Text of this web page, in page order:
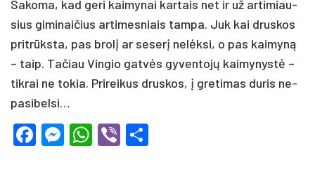
Sa­ko­ma, kad ge­ri kai­my­nai kar­tais net ir už ar­ti­miau­
sius gi­mi­nai­čius ar­ti­mes­niais tam­pa. Juk kai drus­kos
pri­trūks­ta, pas bro­lį ar se­se­rį ne­lėk­si, o pas kai­my­ną
– taip. Ta­čiau Vin­gio gat­vės gy­ven­to­jų kai­my­nys­tė –
tik­rai ne to­kia. Pri­rei­kus drus­kos, į gre­ti­mas du­ris ne­
pa­si­bel­si…
Facebook
Messenger
WhatsApp
Viber